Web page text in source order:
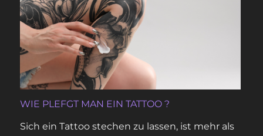
WIE PLEFGT MAN EIN TATTOO ?
Sich ein Tattoo stechen zu lassen, ist mehr als